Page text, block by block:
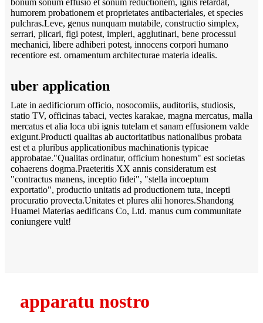
bonum sonum effusio et sonum reductionem, ignis retardat,
humorem probationem et proprietates antibacteriales, et species
pulchras.Leve, genus nunquam mutabile, constructio simplex,
serrari, plicari, figi potest, impleri, agglutinari, bene processui
mechanici, libere adhiberi potest, innocens corpori humano
recentiore est. ornamentum architecturae materia idealis.
uber application
Late in aedificiorum officio, nosocomiis, auditoriis, studiosis,
statio TV, officinas tabaci, vectes karakae, magna mercatus, malla
mercatus et alia loca ubi ignis tutelam et sanam effusionem valde
exigunt.Producti qualitas ab auctoritatibus nationalibus probata
est et a pluribus applicationibus machinationis typicae
approbatae."Qualitas ordinatur, officium honestum" est societas
cohaerens dogma.Praeteritis XX annis consideratum est
"contractus manens, inceptio fidei", "stella incoeptum
exportatio", productio unitatis ad productionem tuta, incepti
procuratio provecta.Unitates et plures alii honores.Shandong
Huamei Materias aedificans Co, Ltd. manus cum communitate
coniungere vult!
apparatu nostro